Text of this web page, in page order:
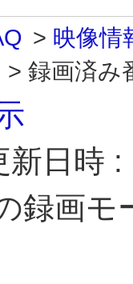
> 映像情
> 録画済み
新日時
録画